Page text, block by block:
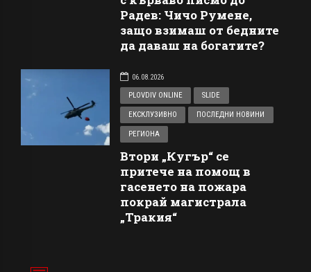
Радев: Чичо Румене,
защо взимаш от бедните
да даваш на богатите?
06.08.2026
PLOVDIV ONLINE
SLIDE
ЕКСКЛУЗИВНО ПОСЛЕДНИ НОВИНИ
РЕГИОНА
Втори „Кугър“ се
притече на помощ в
гасенето на пожара
покрай магистрала
„Тракия“